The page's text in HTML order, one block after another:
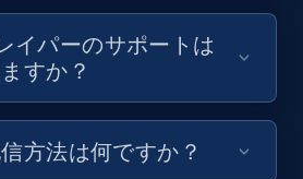
Views, and more.
イパーのサポートは
すか？
方法は何ですか？